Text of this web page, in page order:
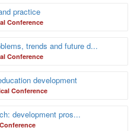
practice
Conference
trends and future d...
Conference
development
Conference
development pros...